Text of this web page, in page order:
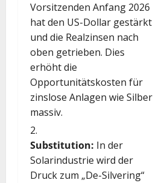
Vorsitzenden Anfang 2026
hat den US-Dollar gestärkt
und die Realzinsen nach
oben getrieben. Dies
erhöht die
Opportunitätskosten für
zinslose Anlagen wie Silber
massiv.
Substitution: In der
Solarindustrie wird der
Druck zum „De-Silvering“